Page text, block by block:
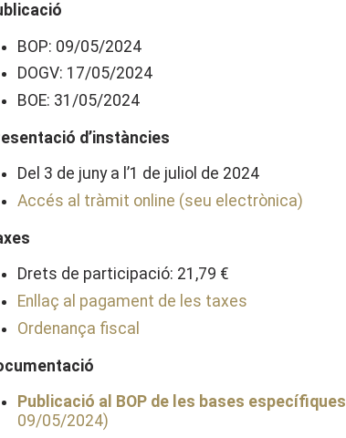
BOP: 09/05/2024
DOGV: 17/05/2024
BOE: 31/05/2024
d’instàncies
Del 3 de juny a l’1 de juliol de 2024
Accés al tràmit online (seu electrònica)
Drets de participació: 21,79 €
Enllaç al pagament de les taxes
Ordenança fiscal
Publicació al BOP de les bases específiques
09/05/2024)